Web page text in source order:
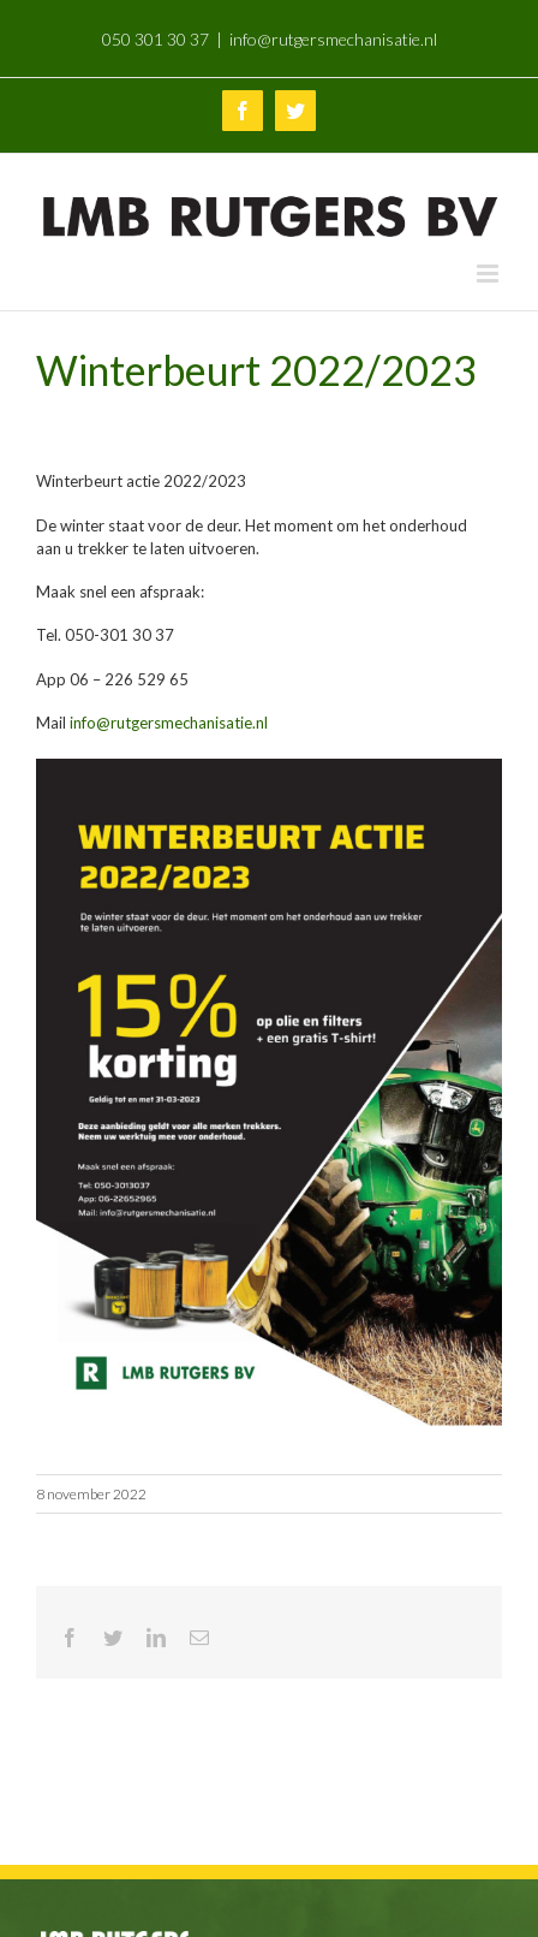
content
050 301 30 37 | info@rutgersmechanisatie.nl
FacebookTwitter
Winterbeurt 2022/2023
Winterbeurt actie 2022/2023
De winter staat voor de deur. Het moment om het onderhoud
aan u trekker te laten uitvoeren.
Maak snel een afspraak:
Tel. 050-301 30 37
App 06 – 226 529 65
Mail info@rutgersmechanisatie.nl
8 november 2022
Facebook LinkedInE-